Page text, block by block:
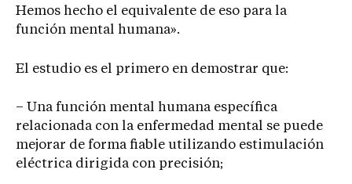
Hemos hecho el equivalente de eso para la
función mental humana».
El estudio es el primero en demostrar que:
– Una función mental humana específica
relacionada con la enfermedad mental se puede
mejorar de forma fiable utilizando estimulación
eléctrica dirigida con precisión;